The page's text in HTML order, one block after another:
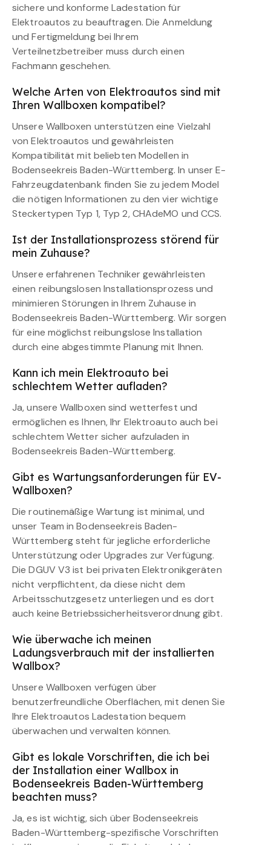
sichere und konforme Ladestation für
Elektroautos zu beauftragen. Die Anmeldung
und Fertigmeldung bei Ihrem
Verteilnetzbetreiber muss durch einen
Fachmann geschehen.
Welche Arten von Elektroautos sind mit
Ihren Wallboxen kompatibel?
Unsere Wallboxen unterstützen eine Vielzahl
von Elektroautos und gewährleisten
Kompatibilität mit beliebten Modellen in
Bodenseekreis Baden-Württemberg. In unser E-
Fahrzeugdatenbank finden Sie zu jedem Model
die nötigen Informationen zu den vier wichtige
Steckertypen Typ 1, Typ 2, CHAdeMO und CCS.
Ist der Installationsprozess störend für
mein Zuhause?
Unsere erfahrenen Techniker gewährleisten
einen reibungslosen Installationsprozess und
minimieren Störungen in Ihrem Zuhause in
Bodenseekreis Baden-Württemberg. Wir sorgen
für eine möglichst reibungslose Installation
durch eine abgestimmte Planung mit Ihnen.
Kann ich mein Elektroauto bei
schlechtem Wetter aufladen?
Ja, unsere Wallboxen sind wetterfest und
ermöglichen es Ihnen, Ihr Elektroauto auch bei
schlechtem Wetter sicher aufzuladen in
Bodenseekreis Baden-Württemberg.
Gibt es Wartungsanforderungen für EV-
Wallboxen?
Die routinemäßige Wartung ist minimal, und
unser Team in Bodenseekreis Baden-
Württemberg steht für jegliche erforderliche
Unterstützung oder Upgrades zur Verfügung.
Die DGUV V3 ist bei privaten Elektronikgeräten
nicht verpflichtent, da diese nicht dem
Arbeitsschutzgesetz unterliegen und es dort
auch keine Betriebssicherheitsverordnung gibt.
Wie überwache ich meinen
Ladungsverbrauch mit der installierten
Wallbox?
Unsere Wallboxen verfügen über
benutzerfreundliche Oberflächen, mit denen Sie
Ihre Elektroautos Ladestation bequem
überwachen und verwalten können.
Gibt es lokale Vorschriften, die ich bei
der Installation einer Wallbox in
Bodenseekreis Baden-Württemberg
beachten muss?
Ja, es ist wichtig, sich über Bodenseekreis
Baden-Württemberg-spezifische Vorschriften